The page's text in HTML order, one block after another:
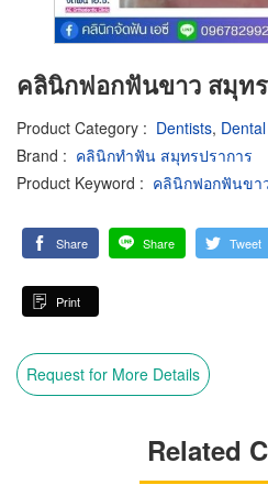
คลินิกฟอกฟันขาว สมุท
Product Category : Dentists,
Brand : คลินิกทำฟัน สมุทรปราการ
Product Keyword : คลินิกฟอกฟันขา
Share Share Tweet
Print
Request for More Details
Related